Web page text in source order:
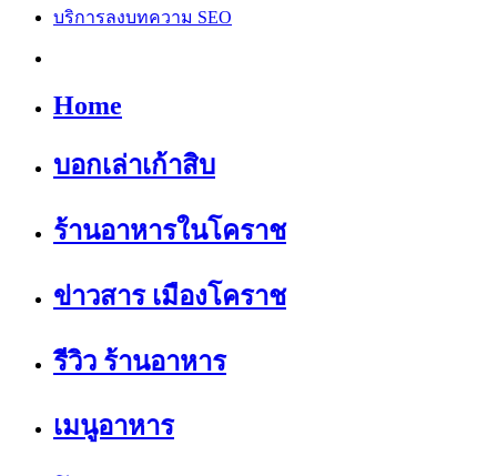
บริการลงบทความ SEO
Home
บอกเล่าเก้าสิบ
ร้านอาหารในโคราช
ข่าวสาร เมืองโคราช
รีวิว ร้านอาหาร
เมนูอาหาร